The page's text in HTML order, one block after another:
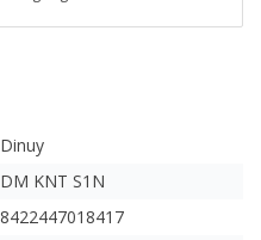
Dinuy
DM KNT S1N
8422447018417